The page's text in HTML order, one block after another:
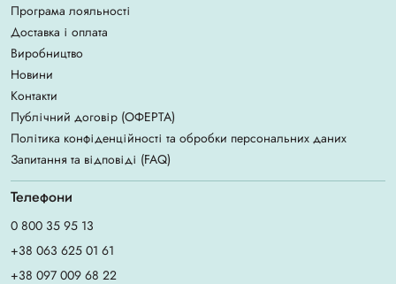
Програма лояльності
Доставка і оплата
Виробництво
Новини
Контакти
Публічний договір (ОФЕРТА)
Політика конфіденційності та обробки персональних даних
Запитання та відповіді (FAQ)
Телефони
0 800 35 95 13
+38 063 625 01 61
+38 097 009 68 22